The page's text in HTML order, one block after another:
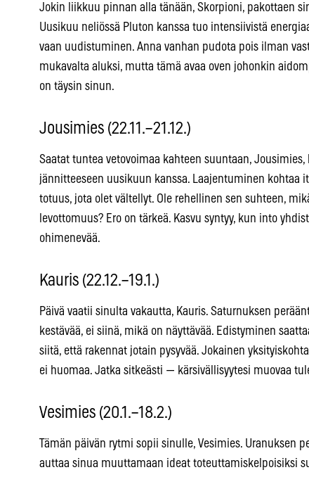
Jokin liikkuu pinnan alla tänään, Skorpioni, pakottaen
Uusikuu neliössä Pluton kanssa tuo intensiivistä
vaan uudistuminen. Anna vanhan pudota pois ilman
mukavalta aluksi, mutta tämä avaa oven johonkin
on täysin sinun.
Jousimies (22.11.–21.12.)
Saatat tuntea vetovoimaa kahteen suuntaan,
jännitteeseen uusikuun kanssa. Laajentuminen kohtaa
totuus, jota olet vältellyt. Ole rehellinen sen suhteen,
levottomuus? Ero on tärkeä. Kasvu syntyy, kun into
ohimenevää.
Kauris (22.12.–19.1.)
Päivä vaatii sinulta vakautta, Kauris. Saturnuksen
kestävää, ei siinä, mikä on näyttävää. Edistyminen
siitä, että rakennat jotain pysyvää. Jokainen
ei huomaa. Jatka sitkeästi — kärsivällisyytesi muovaa
Vesimies (20.1.–18.2.)
Tämän päivän rytmi sopii sinulle, Vesimies. Uranuksen
auttaa sinua muuttamaan ideat toteuttamiskelpoisiksi